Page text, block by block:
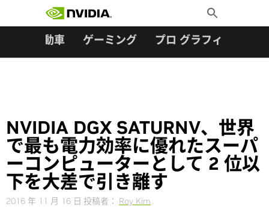
Toggle
Search
自動車 ゲーミング プロ グラフィックス
NVIDIA DGX SATURNV、世界
で最も電力効率に優れたスーパ
ーコンピューターとして 2 位以
下を大差で引き離す
2016 年 11 月 16 日 投稿者： Roy Kim